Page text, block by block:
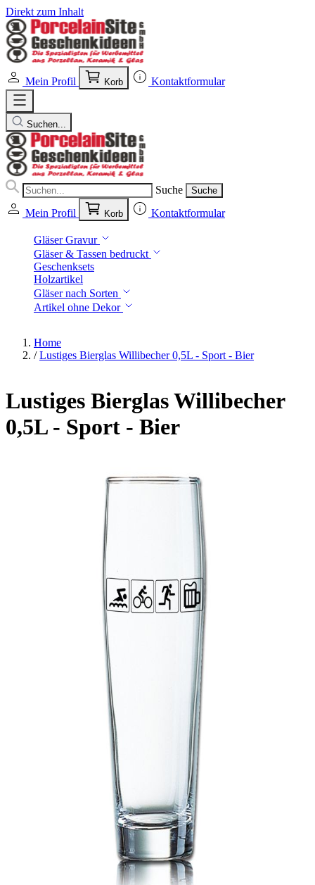
Direkt zum Inhalt
Mein Profil Korb Kontaktformular
Suchen...
Suche Suche
Mein Profil Korb Kontaktformular
Gläser Gravur
Gläser & Tassen bedruckt
Geschenksets
Holzartikel
Gläser nach Sorten
Artikel ohne Dekor
Home
/ Lustiges Bierglas Willibecher 0,5L - Sport - Bier
Lustiges Bierglas Willibecher
0,5L - Sport - Bier